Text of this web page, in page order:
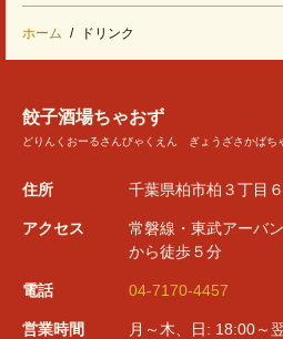
ホーム ドリンク
餃子酒場ちゃおず
どりんくおーるさんびゃくえん ぎょうざさかばち
住所 千葉県柏市柏３丁目
アクセス
常磐線・東武アーバ
から徒歩５分
電話 04-7170-4457
営業時間 月～木、日: 18:00～